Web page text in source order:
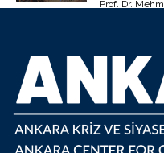
Prof. Dr.